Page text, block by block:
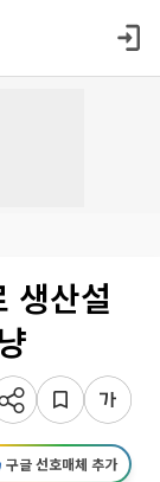
생산설
구글 선호매체 추가